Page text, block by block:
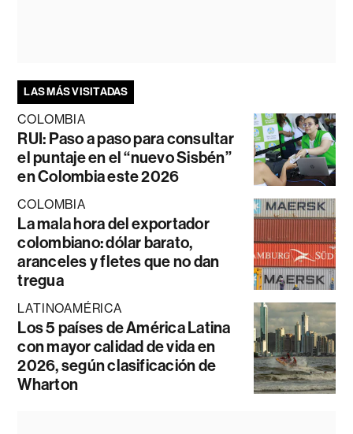
LAS MÁS VISITADAS
COLOMBIA
RUI: Paso a paso para consultar
el puntaje en el “nuevo Sisbén”
en Colombia este 2026
COLOMBIA
La mala hora del exportador
colombiano: dólar barato,
aranceles y fletes que no dan
tregua
LATINOAMÉRICA
Los 5 países de América Latina
con mayor calidad de vida en
2026, según clasificación de
Wharton